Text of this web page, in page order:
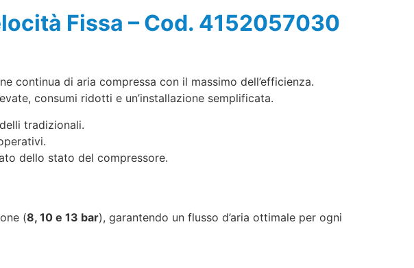
Fissa – Cod. 4152057030
continua di aria compressa con il massimo dell’efficienza.
consumi ridotti e un’installazione semplificata.
tradizionali.
dello stato del compressore.
(8, 10 e 13 bar), garantendo un flusso d’aria ottimale per ogni